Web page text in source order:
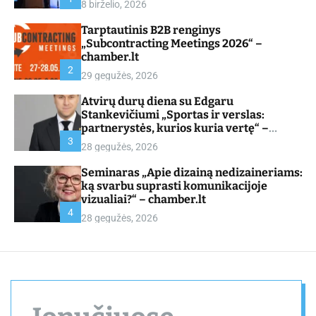
8 birželio, 2026
2
Tarptautinis B2B renginys
„Subcontracting Meetings 2026“ –
chamber.lt
29 gegužės, 2026
3
Atvirų durų diena su Edgaru
Stankevičiumi „Sportas ir verslas:
partnerystės, kurios kuria vertę“ –
chamber.lt
28 gegužės, 2026
4
Seminaras „Apie dizainą nedizaineriams:
ką svarbu suprasti komunikacijoje
vizualiai?“ – chamber.lt
28 gegužės, 2026